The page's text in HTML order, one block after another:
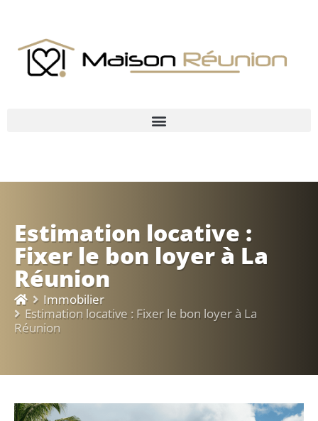
Estimation locative :
Fixer le bon loyer à La
Réunion
Immobilier
Estimation locative : Fixer le bon loyer à La
Réunion